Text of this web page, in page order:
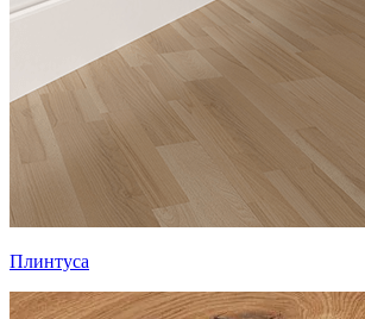
Плинтуса